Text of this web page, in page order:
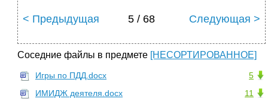
< Предыдущая 5 / 68 Следующая >
Соседние файлы в предмете [НЕСОРТИРОВАННОЕ]
5
Игры по ПДД.docx
11
ИМИДЖ деятеля.docx